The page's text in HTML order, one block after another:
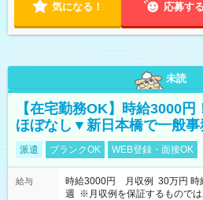
気になる！ 応募する
未読
【在宅勤務OK】時給3000
ほぼなし▼新日本橋で一般事
派遣 ブランクOK WEB登録・面接OK
給与
時給3000円 月収例 30万円 時
週 ※月収例を保証するもので